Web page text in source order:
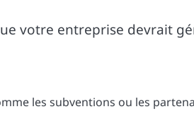
votre entreprise devrait
les subventions ou les